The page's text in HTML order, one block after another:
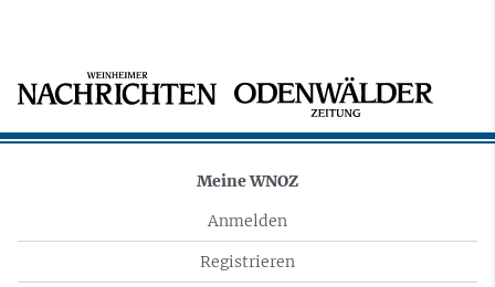
Meine WNOZ
Anmelden
Registrieren